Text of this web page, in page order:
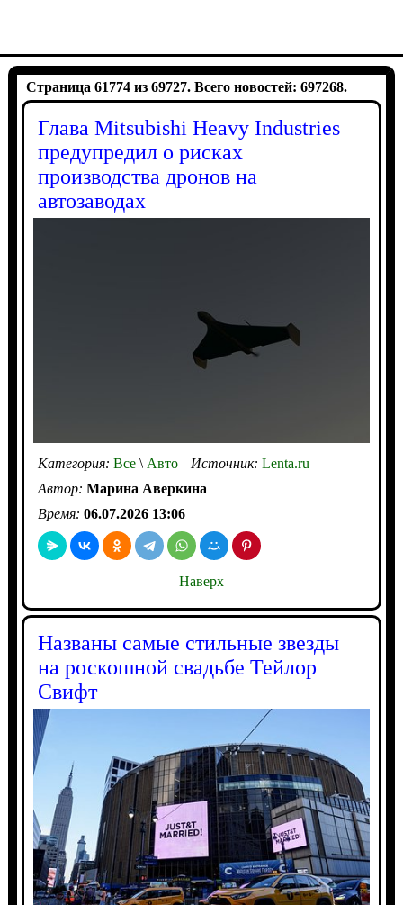
Страница 61774 из 69727. Всего новостей: 697268.
Глава Mitsubishi Heavy Industries
предупредил о рисках
производства дронов на
автозаводах
Категория: Все\Авто Источник: Lenta.ru
Автор: Марина Аверкина
Время: 06.07.2026 13:06
Наверх
Названы самые стильные звезды
на роскошной свадьбе Тейлор
Свифт